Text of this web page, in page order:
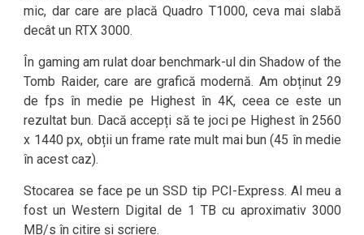
mic, dar care are placă Quadro T1000, ceva mai slabă
decât un RTX 3000.
În gaming am rulat doar benchmark-ul din Shadow of the
Tomb Raider, care are grafică modernă. Am obținut 29
de fps în medie pe Highest în 4K, ceea ce este un
rezultat bun. Dacă accepți să te joci pe Highest în 2560
x 1440 px, obții un frame rate mult mai bun (45 în medie
în acest caz).
Stocarea se face pe un SSD tip PCI-Express. Al meu a
fost un Western Digital de 1 TB cu aproximativ 3000
MB/s în citire și scriere.